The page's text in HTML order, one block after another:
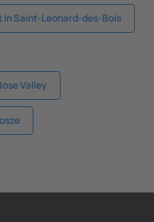
in Saint-Leonard-des-Bois
Valley